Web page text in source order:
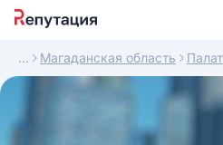
Магаданская область